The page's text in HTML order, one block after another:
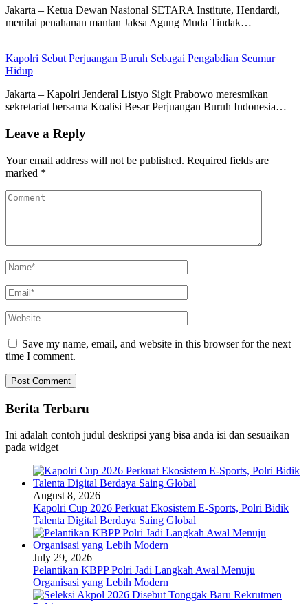
Jakarta – Ketua Dewan Nasional SETARA Institute, Hendardi,
menilai penahanan mantan Jaksa Agung Muda Tindak…
Kapolri Sebut Perjuangan Buruh Sebagai Pengabdian Seumur
Hidup
Jakarta – Kapolri Jenderal Listyo Sigit Prabowo meresmikan
sekretariat bersama Koalisi Besar Perjuangan Buruh Indonesia…
Leave a Reply
Your email address will not be published. Required fields are
marked *
Save my name, email, and website in this browser for the next
time I comment.
Berita Terbaru
Ini adalah contoh judul deskripsi yang bisa anda isi dan sesuaikan
pada widget
August 8, 2026
Kapolri Cup 2026 Perkuat Ekosistem E-Sports, Polri Bidik
Talenta Digital Berdaya Saing Global
July 29, 2026
Pelantikan KBPP Polri Jadi Langkah Awal Menuju
Organisasi yang Lebih Modern